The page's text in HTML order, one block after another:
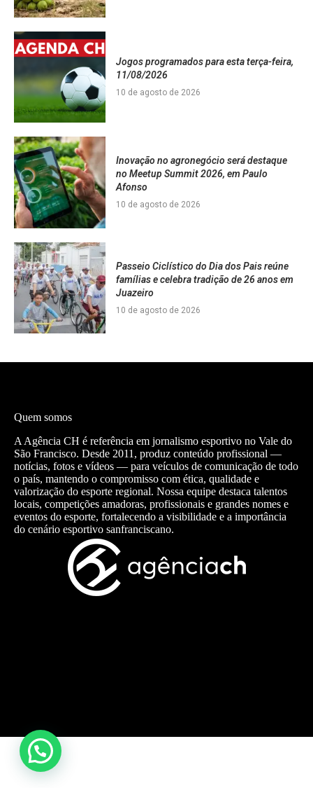
Jogos programados para esta terça-feira,
11/08/2026
10 de agosto de 2026
Inovação no agronegócio será destaque
no Meetup Summit 2026, em Paulo
Afonso
10 de agosto de 2026
Passeio Ciclístico do Dia dos Pais reúne
famílias e celebra tradição de 26 anos em
Juazeiro
10 de agosto de 2026
Quem somos
A Agência CH é referência em jornalismo esportivo no Vale do
São Francisco. Desde 2011, produz conteúdo profissional —
notícias, fotos e vídeos — para veículos de comunicação de todo
o país, mantendo o compromisso com ética, qualidade e
valorização do esporte regional. Nossa equipe destaca talentos
locais, competições amadoras, profissionais e grandes nomes e
eventos do esporte, fortalecendo a visibilidade e a importância
do cenário esportivo sanfranciscano.